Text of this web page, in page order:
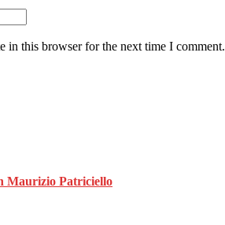
in this browser for the next time I comment.
Maurizio Patriciello